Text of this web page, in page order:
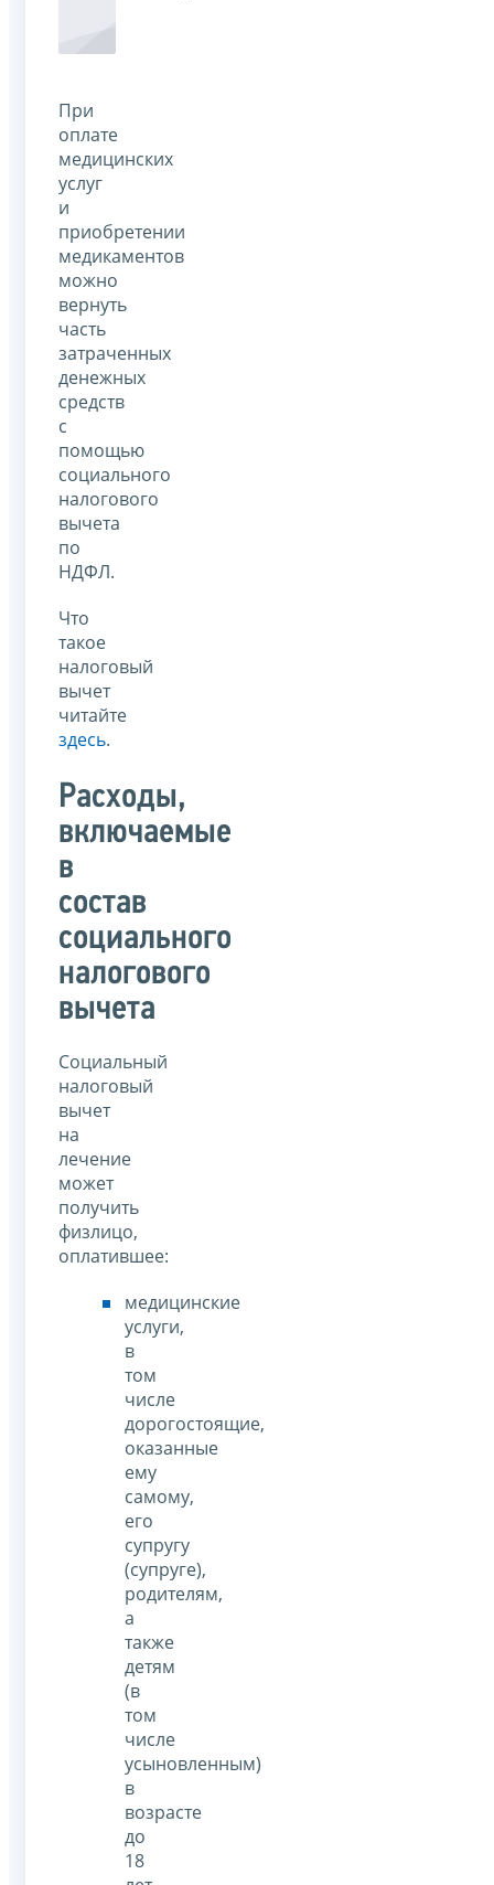
При
оплате
медицинских
услуг
и
приобретении
медикаментов
можно
вернуть
часть
затраченных
денежных
средств
с
помощью
социального
налогового
вычета
по
НДФЛ.
Что
такое
налоговый
вычет
читайте
здесь.
Расходы,
включаемые
в
состав
социального
налогового
вычета
Социальный
налоговый
вычет
на
лечение
может
получить
физлицо,
оплатившее:
медицинские
услуги,
в
том
числе
дорогостоящие,
оказанные
ему
самому,
его
супругу
(супруге),
родителям,
а
также
детям
(в
том
числе
усыновленным)
в
возрасте
до
18